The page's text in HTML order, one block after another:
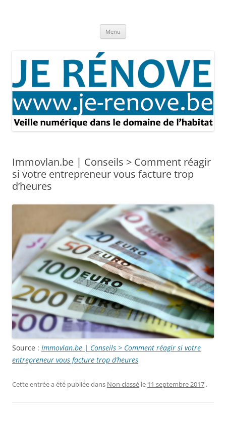
Menu
Immovlan.be | Conseils > Comment réagir
si votre entrepreneur vous facture trop
d’heures
Source : Immovlan.be | Conseils > Comment réagir si votre
entrepreneur vous facture trop d’heures
Cette entrée a été publiée dans Non classé le 11 septembre 2017 .